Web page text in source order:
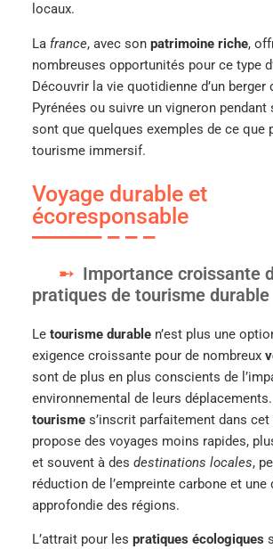
locaux.
La france, avec son patrimoine riche,
nombreuses opportunités pour ce type
Découvrir la vie quotidienne d’un berger
Pyrénées ou suivre un vigneron
sont que quelques exemples de ce que
tourisme immersif.
Voyage durable et
écoresponsable
Importance croissante
pratiques de tourisme durable
Le tourisme durable n’est plus une
exigence croissante pour de nombreux
sont de plus en plus conscients de
environnemental de leurs
tourisme s’inscrit parfaitement dans cet
propose des voyages moins rapides,
et souvent à des destinations locales,
réduction de l’empreinte carbone et une
approfondie des régions.
L’attrait pour les pratiques écologiques